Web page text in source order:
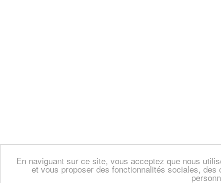
En naviguant sur ce site, vous acceptez que nous
et vous proposer des fonctionnalités sociales,